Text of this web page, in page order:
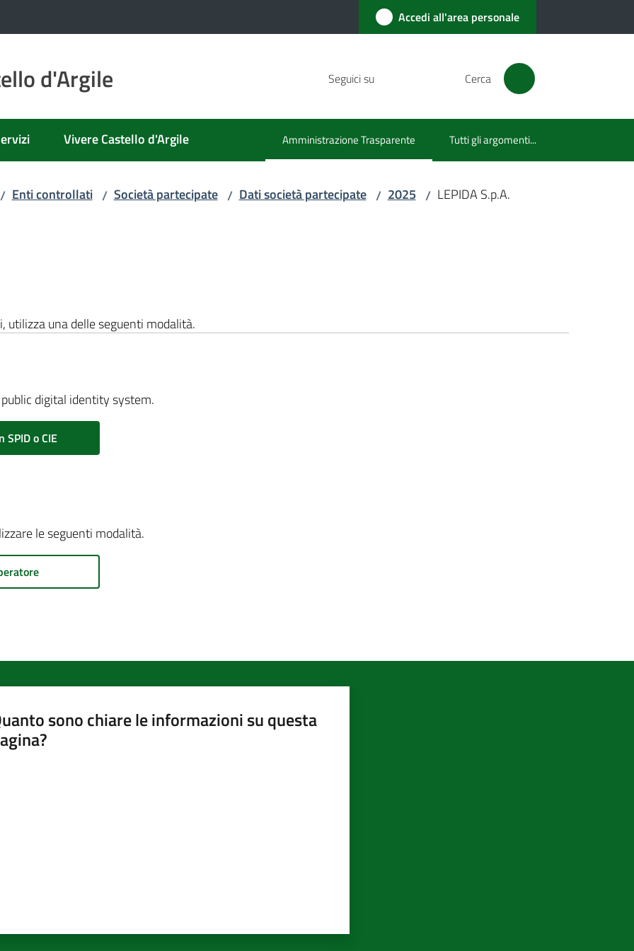
Accedi all'area personale
d'Argile Seguici su Cerca
Vivere Castello d'Argile Amministrazione Trasparente
Menu selezionato Tutti gli argomenti...
/ Enti controllati / Società partecipate / Dati società partecipate / 2025 / LEPIDA S.p.A.
utilizza una delle seguenti modalità.
digital identity system.
SPID o CIE
le seguenti modalità.
sono chiare le informazioni su questa